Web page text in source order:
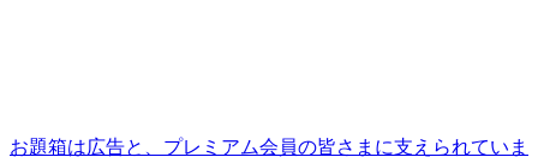
お題箱は広告と、プレミアム会員の皆さまに支えられていま